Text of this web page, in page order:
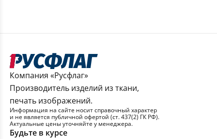
Компания «Русфлаг»
Производитель изделий из ткани,
печать изображений.
Информация на сайте носит справочный характер
и не является публичной офертой (ст. 437(2) ГК РФ).
Актуальные цены уточняйте у менеджера.
Будьте в курсе